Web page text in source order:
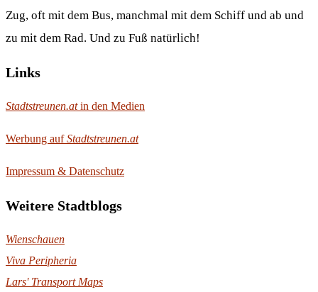
Zug, oft mit dem Bus, manchmal mit dem Schiff und ab und
zu mit dem Rad. Und zu Fuß natürlich!
Links
Stadtstreunen.atin den Medien
Werbung aufStadtstreunen.at
Impressum & Datenschutz
Weitere Stadtblogs
Wienschauen
Viva Peripheria
Lars' Transport Maps